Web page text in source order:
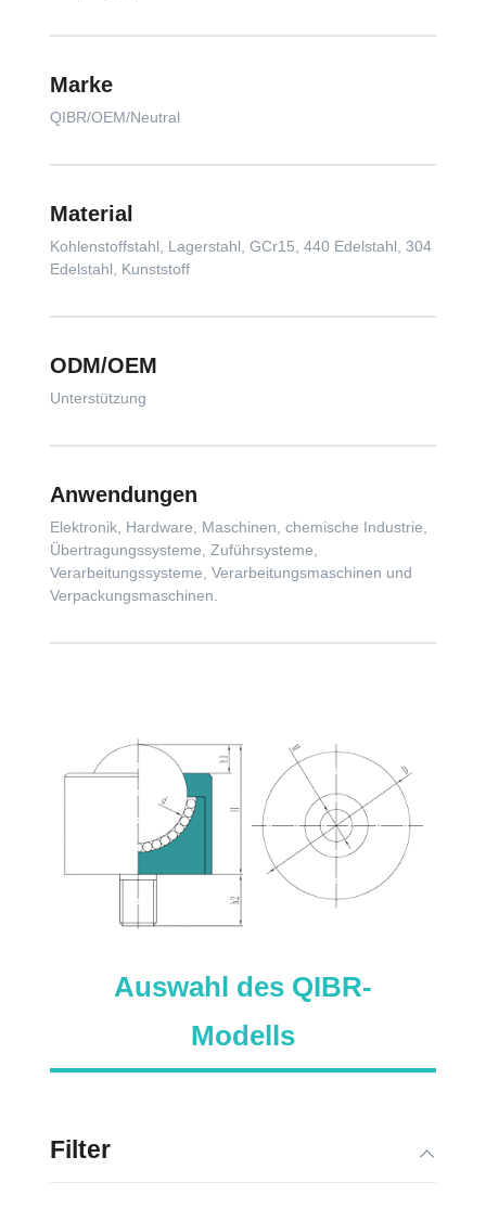
Marke
QIBR/OEM/Neutral
Material
Kohlenstoffstahl, Lagerstahl, GCr15, 440 Edelstahl, 304
Edelstahl, Kunststoff
ODM/OEM
Unterstützung
Anwendungen
Elektronik, Hardware, Maschinen, chemische Industrie,
Übertragungssysteme, Zuführsysteme,
Verarbeitungssysteme, Verarbeitungsmaschinen und
Verpackungsmaschinen.
Auswahl des QIBR-
Modells
Filter